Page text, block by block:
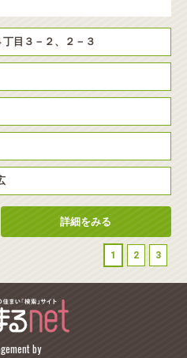
目３－２、２－３
詳細をみる
1 2 3
by